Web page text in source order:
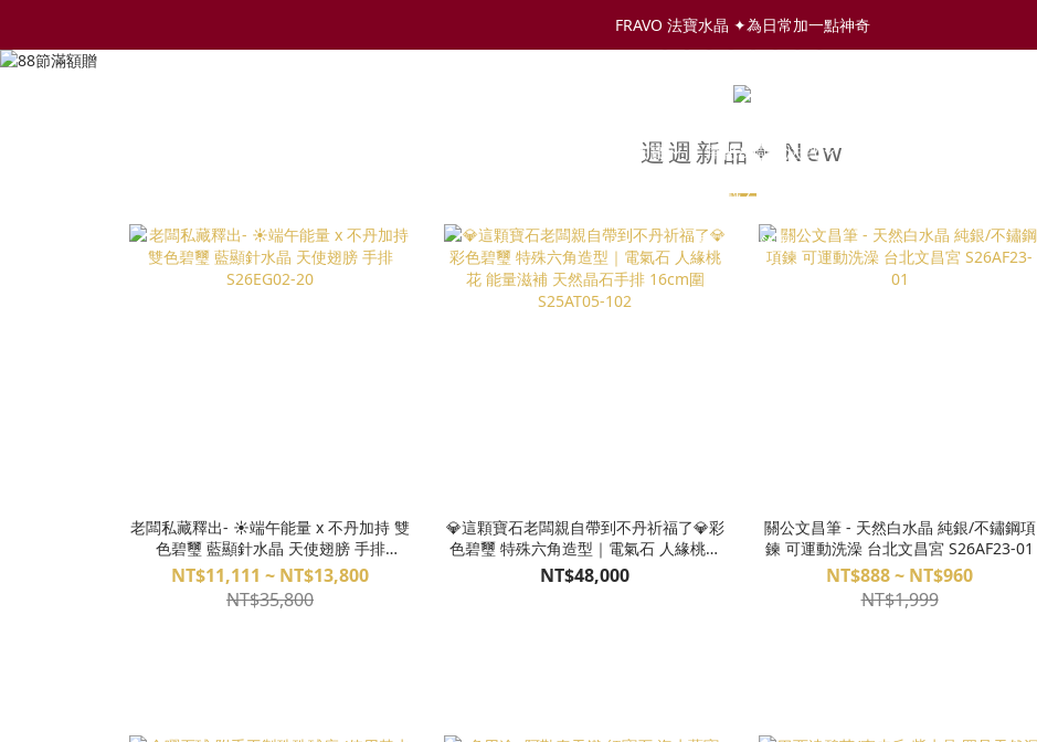
FRAVO 法寶水晶 ✦為日常加一點神奇
聖物法寶 淨化&週邊法寶
8月限定✦擋煞系列寶石✦ 任1件送百年檀香小塔(贈完為止)
夏日防水飾品
週週新品✦ New
老闆私藏釋出- ☀️端午能量 x 不丹加持 雙
色碧璽 藍顯針水晶 天使翅膀 手排
S26EG02-20
NT$11,111 ~ NT$13,800
NT$35,800
💎這顆寶石老闆親自帶到不丹祈福了💎彩
色碧璽 特殊六角造型｜電氣石 人緣桃花
能量滋補 天然晶石手排 16cm圍
S25AT05-102
NT$48,000
關公文昌筆 - 天然白水晶 純銀/不鏽鋼項
鍊 可運動洗澡 台北文昌宮 S26AF23-01
NT$888 ~ NT$960
NT$1,999